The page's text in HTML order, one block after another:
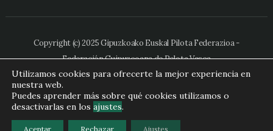
Copyright (c) 2025 Gipuzkoako Euskal Pilota Federazioa -
Federación Guipuzcoana de Pelota Vasca
Utilizamos cookies para ofrecerte la mejor experiencia en
nuestra web.
Puedes aprender más sobre qué cookies utilizamos o
desactivarlas en los ajustes.
Aceptar Rechazar Ajustes